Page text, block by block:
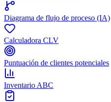
Diagrama de flujo de proceso (IA)
Calculadora CLV
Puntuación de clientes potenciales
Inventario ABC